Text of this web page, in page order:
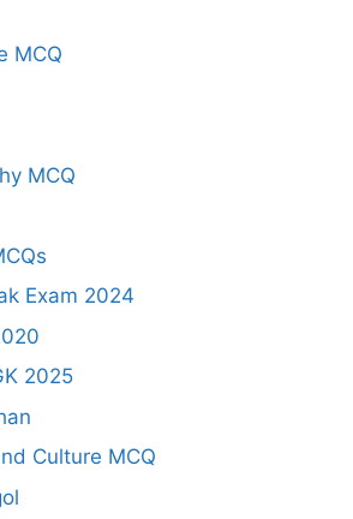
MCQ
MCQ
Exam 2024
2025
Culture MCQ